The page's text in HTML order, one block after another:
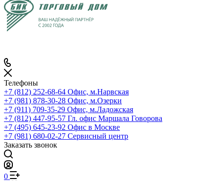
Телефоны
+7 (812) 252-68-64 Офис, м.Нарвская
+7 (981) 878-30-28 Офис, м.Озерки
+7 (911) 709-35-29 Офис, м.Ладожская
+7 (812) 447-95-57 Гл. офис Маршала Говорова
+7 (495) 645-23-92 Офис в Москве
+7 (981) 680-02-27 Сервисный центр
Заказать звонок
0